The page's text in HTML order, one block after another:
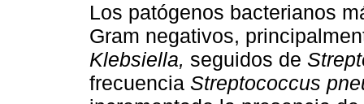
Los patógenos bacterianos
Gram negativos,
Klebsiella, seguidos de
frecuencia Streptococcus